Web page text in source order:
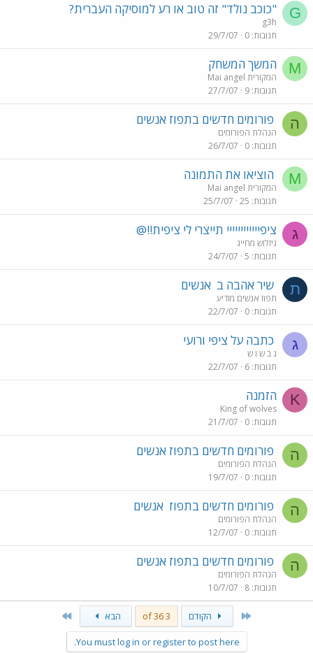
G "כוכב נולד" זה טוב או רע למוסיקה העברית?
g3h
תגובות 0
29/7/07
M המשך המשחק
Mai angel המקורית
תגובות 9
27/7/07
ה פורומים חדשים בתפוז אנשים
הנהלת הפורומים
תגובות 0
26/7/07
M הוציאו את התמונה
Mai angel המקורית
תגובות 25
25/7/07
ג ציפיייייייייייי תייצרי לי ציפית!!@
גיזלוש מחייג
תגובות 5
24/7/07
ת שיר אהבה ב אנשים
תפוז אנשים מודיע
תגובות 0
22/7/07
ג כתבה על ציפי ורועי
ג ב ש ו ש
תגובות 6
22/7/07
K הזמנה
King of wolves
תגובות 0
21/7/07
ה פורומים חדשים בתפוז אנשים
הנהלת הפורומים
תגובות 0
19/7/07
ה פורומים חדשים בתפוז אנשים
הנהלת הפורומים
תגובות 0
12/7/07
ה פורומים חדשים בתפוז אנשים
הנהלת הפורומים
תגובות 8
10/7/07
הקודם 3 of 36 הבא
You must log in or register to post here.